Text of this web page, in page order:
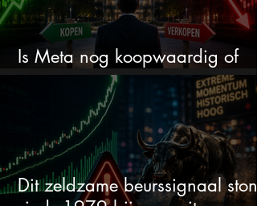
Is Meta nog koopwaardig of
wordt het tijd om te verkopen?
Dit zeldzame beurssignaal stond